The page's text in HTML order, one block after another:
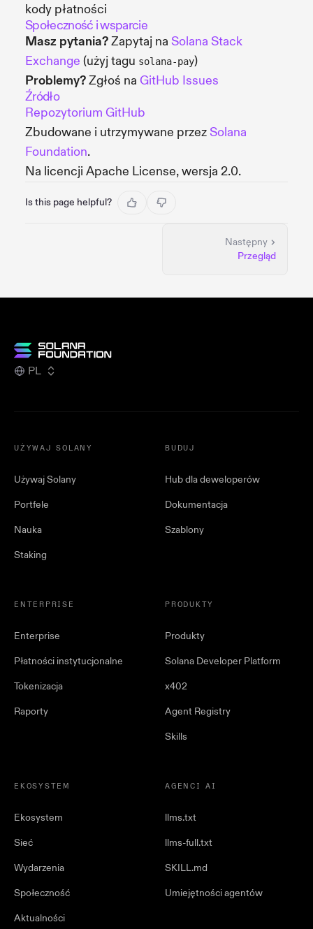
kody płatności
Społeczność i wsparcie
Masz pytania?Zapytaj na Solana Stack
Exchange (użyj tagu solana-pay)
Problemy?Zgłoś na GitHub Issues
Źródło
Repozytorium GitHub
Zbudowane i utrzymywane przezSolana
Foundation.
Na licencji Apache License, wersja 2.0.
Is this page helpful?
Następny
Przegląd
PL
UŻYWAJ SOLANY
Używaj Solany
Portfele
Nauka
Staking
BUDUJ
Hub dla deweloperów
Dokumentacja
Szablony
ENTERPRISE
Enterprise
Płatności instytucjonalne
Tokenizacja
Raporty
PRODUKTY
Produkty
Solana Developer Platform
x402
Agent Registry
Skills
EKOSYSTEM
Ekosystem
Sieć
Wydarzenia
Społeczność
Aktualności
AGENCI AI
llms.txt
llms-full.txt
SKILL.md
Umiejętności agentów